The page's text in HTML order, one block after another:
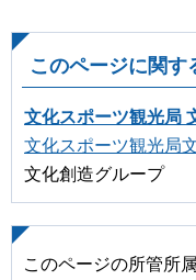
このページに関す
文化スポーツ観光局
文化スポーツ観光局
文化創造グループ
このページの所管所